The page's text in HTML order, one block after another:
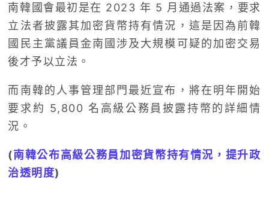
南韓國會最初是在 2023 年 5 月通過法案，要求
立法者披露其加密貨幣持有情況，這是因為前韓
國民主黨議員金南國涉及大規模可疑的加密交易
後才予以立法。
而南韓的人事管理部門最近宣布，將在明年開始
要求約 5,800 名高級公務員披露持幣的詳細情
況。
(南韓公布高級公務員加密貨幣持有情況，提升政
治透明度)